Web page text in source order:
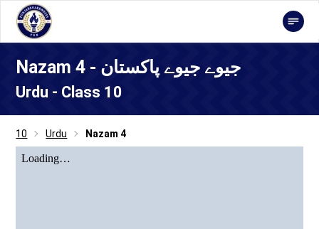
Nazam 4 - جیوے جیوے پاکستان
Urdu - Class 10
10 Urdu Nazam 4